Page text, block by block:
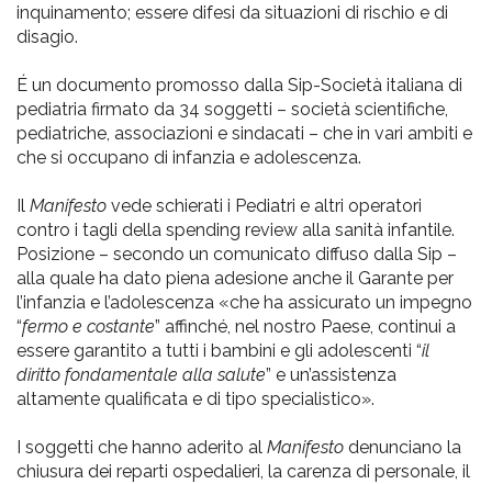
inquinamento; essere difesi da situazioni di rischio e di
disagio.
É un documento promosso dalla Sip-Società italiana di
pediatria firmato da 34 soggetti – società scientifiche,
pediatriche, associazioni e sindacati – che in vari ambiti e
che si occupano di infanzia e adolescenza.
Il Manifesto vede schierati i Pediatri e altri operatori
contro i tagli della spending review alla sanità infantile.
Posizione – secondo un comunicato diffuso dalla Sip –
alla quale ha dato piena adesione anche il Garante per
l’infanzia e l’adolescenza «che ha assicurato un impegno
“fermo e costante” affinché, nel nostro Paese, continui a
essere garantito a tutti i bambini e gli adolescenti “il
diritto fondamentale alla salute” e un’assistenza
altamente qualificata e di tipo specialistico».
I soggetti che hanno aderito al Manifesto denunciano la
chiusura dei reparti ospedalieri, la carenza di personale, il